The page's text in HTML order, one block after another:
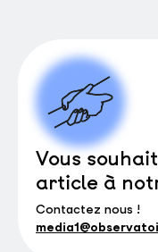
Vous
article à
Contactez nous !